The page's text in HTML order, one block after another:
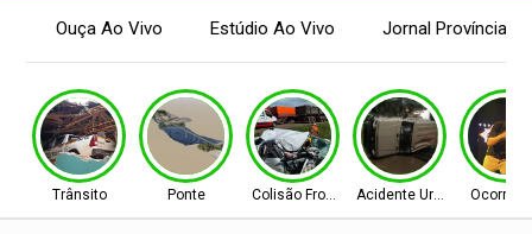
Ouça Ao Vivo Estúdio Ao Vivo Jornal Província
Trânsito Ponte Colisão Frontal Acidente Urbano